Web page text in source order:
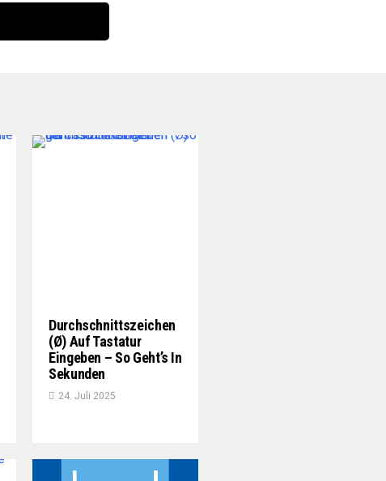
Durchschnittszeichen
(Ø) Auf Tastatur
Eingeben – So Geht’s In
Sekunden
24. Juli 2025